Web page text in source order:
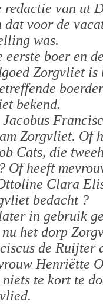
redactie van ut
voor de
was.
eerste boer en
Zorgvliet
bekend.
Zorgvliet. Of
Cats, die
Of heeft
Clara
bedacht ?
in gebruik
het dorp
de Ruijter
Henriëtte
te kort te